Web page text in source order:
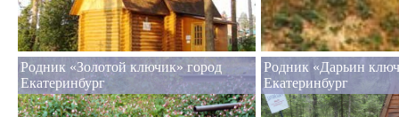
Родник «Золотой ключик» город
Екатеринбург
Родник «Дарьин
Екатеринбург